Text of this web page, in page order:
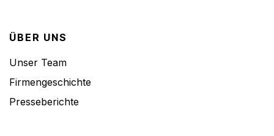
ÜBER UNS
Unser Team
Firmengeschichte
Presseberichte